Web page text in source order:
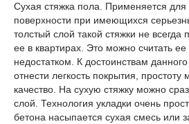
Сухая стяжка пола. Применяется
поверхности при имеющихся
толстый слой такой стяжки не всегда
ее в квартирах. Это можно считать
недостатком. К достоинствам
отнести легкость покрытия,
качество. На сухую стяжку можно
слой. Технология укладки очень
бетона насыпается сухая смесь или